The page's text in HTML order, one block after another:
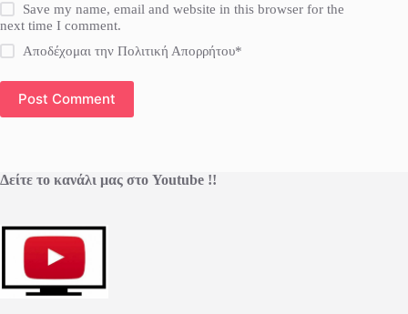
Save my name, email and website in this browser for the
next time I comment.
Αποδέχομαι την Πολιτική Απορρήτου*
Post Comment
Δείτε το κανάλι μας στο Youtube !!